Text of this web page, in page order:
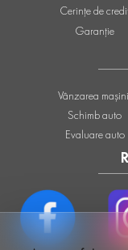
Vânzarea
Schimb auto
Evaluare auto
Cerințe de
Garanție